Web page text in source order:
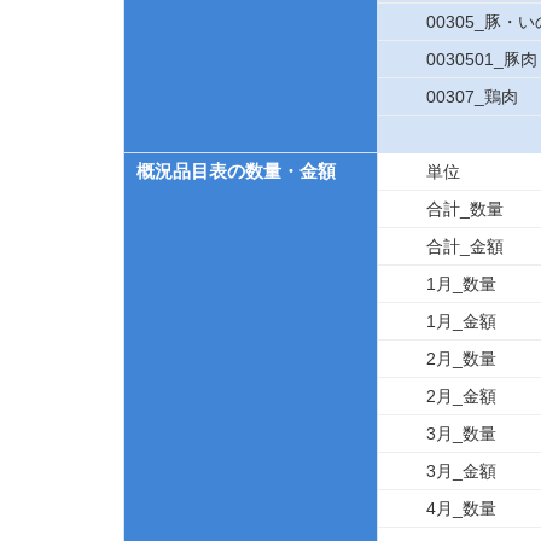
00305_豚・い
0030501_豚肉
00307_鶏肉
概況品目表の数量・金額
単位
合計_数量
合計_金額
1月_数量
1月_金額
2月_数量
2月_金額
3月_数量
3月_金額
4月_数量